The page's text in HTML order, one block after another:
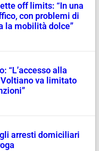
off limits: “In una
con problemi di
la mobilità dolce”
“L’accesso alla
va limitato
arresti domiciliari